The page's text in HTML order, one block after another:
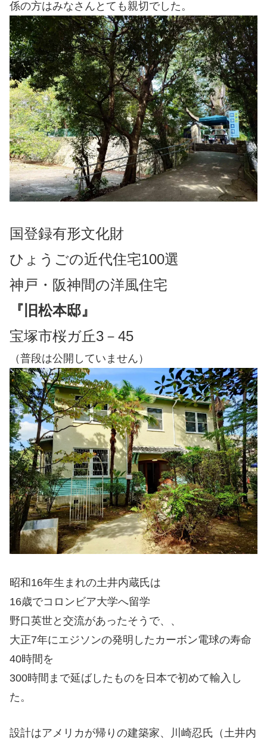
係の方はみなさんとても親切でした。
国登録有形文化財
ひょうごの近代住宅100選
神戸・阪神間の洋風住宅
『旧松本邸』
宝塚市桜ガ丘3－45
（普段は公開していません）
昭和16年生まれの土井内蔵氏は
16歳でコロンビア大学へ留学
野口英世と交流があったそうで、、
大正7年にエジソンの発明したカーボン電球の寿命
40時間を
300時間まで延ばしたものを日本で初めて輸入し
た。
設計はアメリカが帰りの建築家、川崎忍氏（土井内